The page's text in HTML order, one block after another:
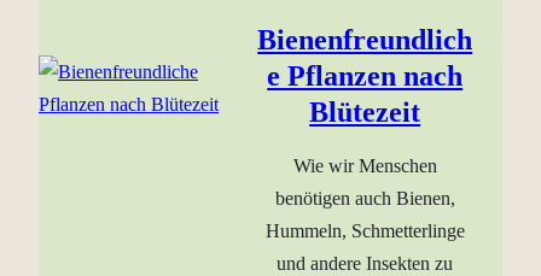
Bienenfreundlich
e Pflanzen nach
Blütezeit
Wie wir Menschen
benötigen auch Bienen,
Hummeln, Schmetterlinge
und andere Insekten zu